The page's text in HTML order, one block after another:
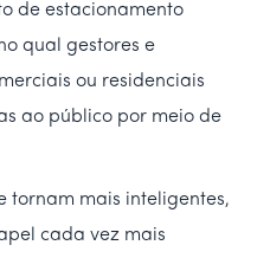
de estacionamento
qual gestores e
ou residenciais
ao público por meio de
tornam mais inteligentes,
cada vez mais